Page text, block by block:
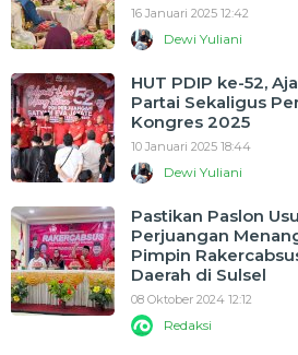
16 Januari 2025 12:42
Dewi Yuliani
HUT PDIP ke-52,
Partai Sekaligus
Kongres 2025
10 Januari 2025 18:44
Dewi Yuliani
Pastikan Paslon
Perjuangan
Pimpin
Daerah di Sulsel
08 Oktober 2024 12:12
Redaksi